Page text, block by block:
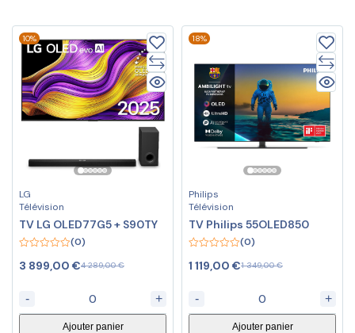
10%
LG
Télévision
TV LG OLED77G5 + S90TY
out
(0)
4 289,00€
3 899,00 €
- +
Ajouter panier
18%
Philips
Télévision
TV Philips 55OLED850
out
(0)
1 349,00€
1 119,00 €
- +
Ajouter panier